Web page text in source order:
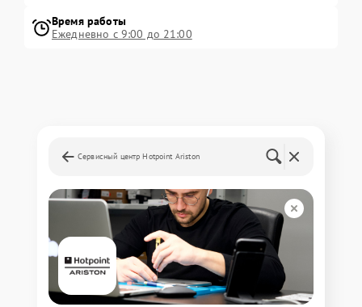
Время работы
Ежедневно с 9:00 до 21:00
Сервисный центр Hotpoint Ariston